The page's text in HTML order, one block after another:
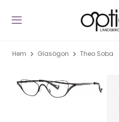
Hem Glasögon Theo Soba